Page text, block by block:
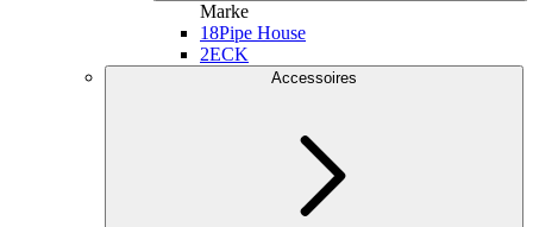
Marke
18Pipe House
2ECK
Accessoires